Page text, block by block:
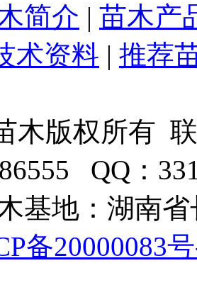
简介 | 苗木产
术资料 | 推荐
木版权所有
QQ：
基地：湖南
备20000083